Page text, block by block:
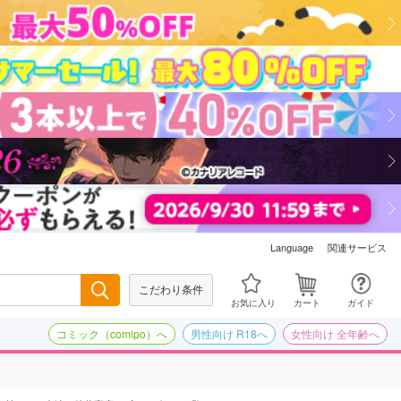
Language 関連サービス
こだわり条件
お気に入り カート ガイド
コミック（comipo）へ 男性向け R18へ 女性向け 全年齢へ